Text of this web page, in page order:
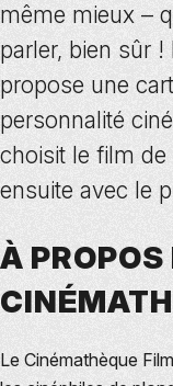
même mieux –
parler, bien sûr
propose une
personnalité
choisit le film de
ensuite avec le
À PROPOS
Le Cinémathèque